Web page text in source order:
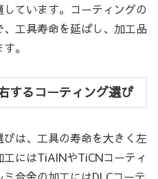
ています。コーティングの
工具寿命を延ばし、加工品
。
するコーティング選び
は、工具の寿命を大きく左
にはTiAlNやTiCNコーティ